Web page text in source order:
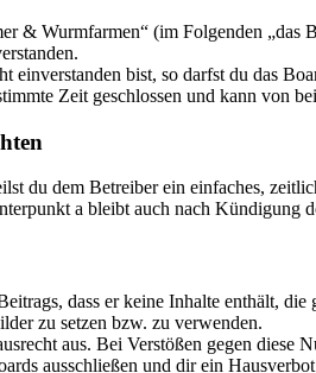
& Wurmfarmen“ (im Folgenden „das
einverstanden bist, so darfst du das
Zeit geschlossen und kann von
du dem Betreiber ein einfaches,
a bleibt auch nach Kündigung
dass er keine Inhalte enthält,
zu setzen bzw. zu verwenden.
aus. Bei Verstößen gegen
ausschließen und dir ein